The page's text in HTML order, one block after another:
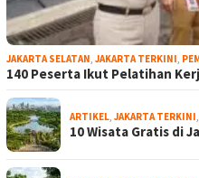
JAKARTA SELATAN JAKARTA TERKINI
140 Peserta Ikut Pelatihan
ARTIKEL JAKARTA TERKINI
10 Wisata Gratis di